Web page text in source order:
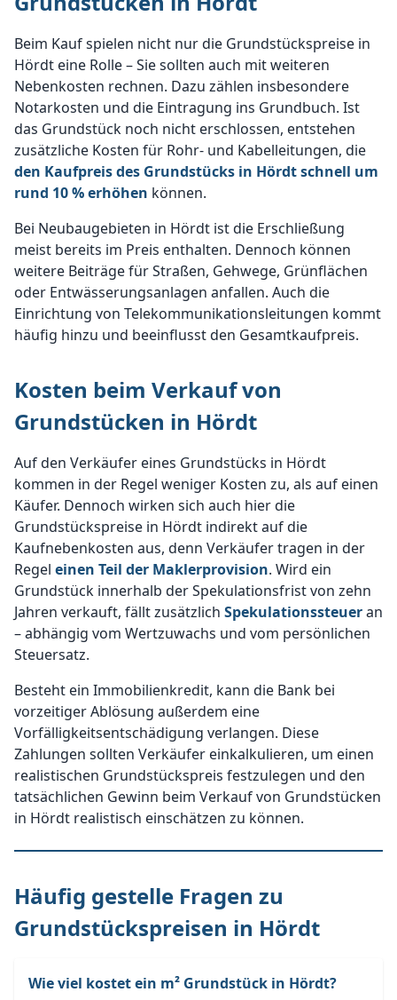
Beim Kauf spielen nicht nur die Grundstückspreise in
Hördt eine Rolle – Sie sollten auch mit weiteren
Nebenkosten rechnen. Dazu zählen insbesondere
Notarkosten und die Eintragung ins Grundbuch. Ist
das Grundstück noch nicht erschlossen, entstehen
zusätzliche Kosten für Rohr- und Kabelleitungen, die
den Kaufpreis des Grundstücks in Hördt schnell um
rund 10 % erhöhen können.
Bei Neubaugebieten in Hördt ist die Erschließung
meist bereits im Preis enthalten. Dennoch können
weitere Beiträge für Straßen, Gehwege, Grünflächen
oder Entwässerungsanlagen anfallen. Auch die
Einrichtung von Telekommunikationsleitungen kommt
häufig hinzu und beeinflusst den Gesamtkaufpreis.
Kosten beim Verkauf von
Grundstücken in Hördt
Auf den Verkäufer eines Grundstücks in Hördt
kommen in der Regel weniger Kosten zu, als auf einen
Käufer. Dennoch wirken sich auch hier die
Grundstückspreise in Hördt indirekt auf die
Kaufnebenkosten aus, denn Verkäufer tragen in der
Regel einen Teil der Maklerprovision. Wird ein
Grundstück innerhalb der Spekulationsfrist von zehn
Jahren verkauft, fällt zusätzlich Spekulationssteueran
– abhängig vom Wertzuwachs und vom persönlichen
Steuersatz.
Besteht ein Immobilienkredit, kann die Bank bei
vorzeitiger Ablösung außerdem eine
Vorfälligkeitsentschädigung verlangen. Diese
Zahlungen sollten Verkäufer einkalkulieren, um einen
realistischen Grundstückspreis festzulegen und den
tatsächlichen Gewinn beim Verkauf von Grundstücken
in Hördt realistisch einschätzen zu können.
Häufig gestelle Fragen zu
Grundstückspreisen in Hördt
Wie viel kostet ein m² Grundstück in Hördt?